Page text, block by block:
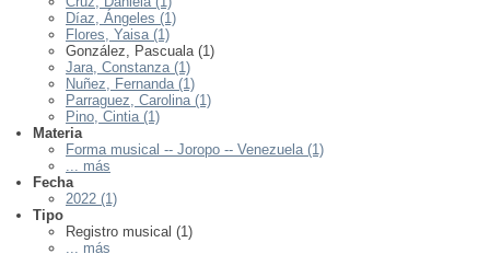
Díaz, Ángeles (1)
Flores, Yaisa (1)
González, Pascuala (1)
Jara, Constanza (1)
Nuñez, Fernanda (1)
Parraguez, Carolina (1)
Pino, Cintia (1)
Materia
Forma musical -- Joropo -- Venezuela (1)
... más
Fecha
2022 (1)
Tipo
Registro musical (1)
... más